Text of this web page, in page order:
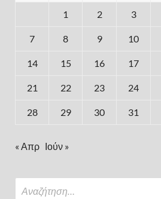
1 2 3
7 8 9 10
14 15 16 17
21 22 23 24
28 29 30 31
« Απρ Ιούν »